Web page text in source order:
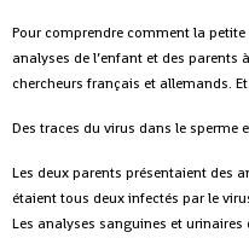
Pour comprendre comment la
analyses de l’enfant et des parents
chercheurs français et allemands.
Des traces du virus dans le sperme
Les deux parents présentaient des
étaient tous deux infectés par le
Les analyses sanguines et